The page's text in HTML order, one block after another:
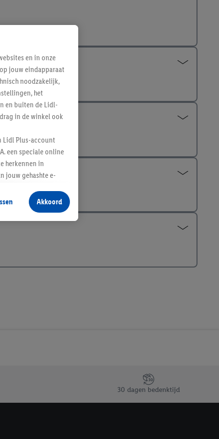
30 dagen bedenktijd
en in onze
jouw eindapparaat
noodzakelijk,
het
en buiten de Lidl-
in de winkel ook
Lidl Plus-account
een speciale online
herkennen in
jouw gehashte e-
producten waarin je
te plaatsen
in te
Akkoord